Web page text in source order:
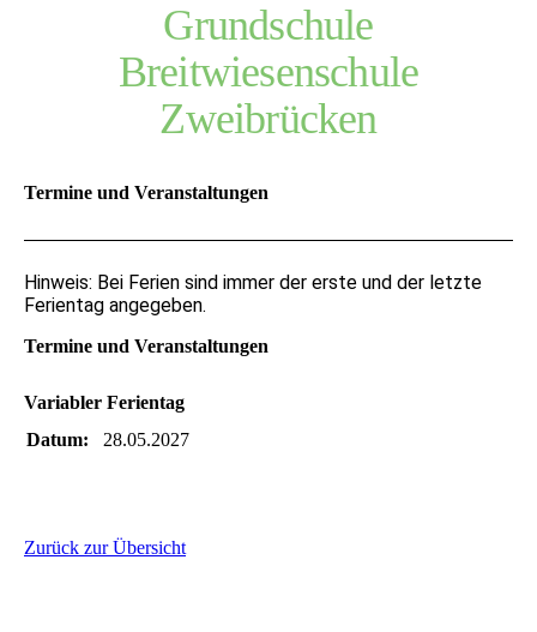
Grundschule
Breitwiesenschule
Zweibrücken
Termine und Veranstaltungen
Hinweis: Bei Ferien sind immer der erste und der letzte
Ferientag angegeben.
Termine und Veranstaltungen
Variabler Ferientag
Datum:
28.05.2027
Zurück zur Übersicht